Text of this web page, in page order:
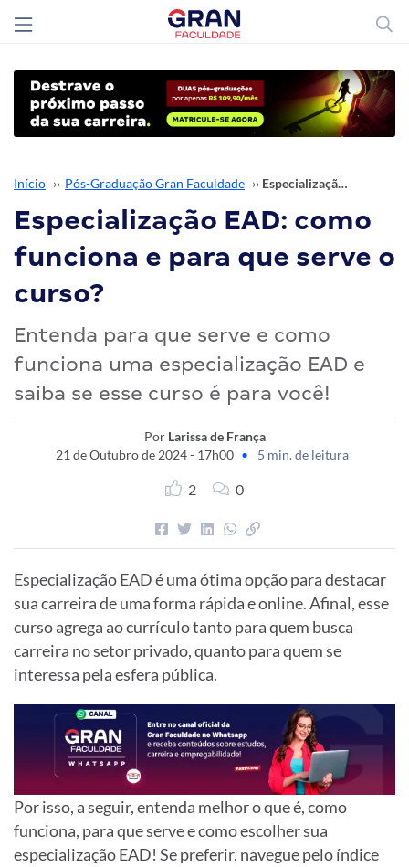
Início ›› Pós-Graduação Gran Faculdade ›› Especialização EAD: como funciona e para que serve o curso?
Especialização EAD: como
funciona e para que serve o
curso?
Entenda para que serve e como
funciona uma especialização EAD e
saiba se esse curso é para você!
Por Larissa de França
21 de Outubro de 2024 - 17h00 • 5 min. de leitura
2 0
Especialização EAD é uma ótima opção para destacar
sua carreira de uma forma rápida e online. Afinal, esse
curso agrega ao currículo tanto para quem busca
carreira no setor privado, quanto para quem se
interessa pela esfera pública.
Por isso, a seguir, entenda melhor o que é, como
funciona, para que serve e como escolher sua
especialização EAD! Se preferir, navegue pelo índice